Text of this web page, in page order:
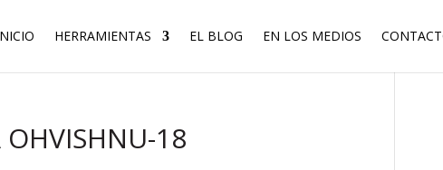
HERRAMIENTAS EL BLOG EN LOS MEDIOS
OHVISHNU-18